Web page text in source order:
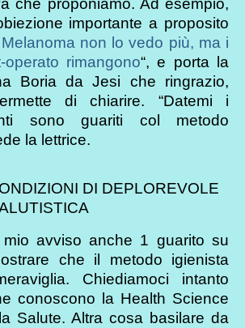
che proponiamo. Ad esempio,
importante a proposito
non lo vedo più, ma i
rimangono“, e porta la
Boria da Jesi che ringrazio,
di chiarire. “Datemi i
sono guariti col metodo
la lettrice.
DI DEPLOREVOLE
avviso anche 1 guarito su
che il metodo igienista
Chiediamoci intanto
conoscono la Health Science
Salute. Altra cosa basilare da